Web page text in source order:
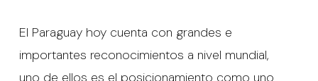
El Paraguay hoy cuenta con grandes e
importantes reconocimientos a nivel mundial,
uno de ellos es el posicionamiento como uno